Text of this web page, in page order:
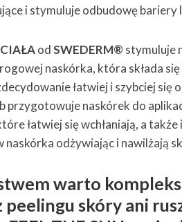
i stymuluje odbudowę
odSWEDERM® stymuluje
naskórka, która składa
łatwiej i szybciej się
przygotowuje naskórek do
łatwiej się wchłaniają, a
naskórka odżywiając i nawilżają
warto
peelingu skóry ani